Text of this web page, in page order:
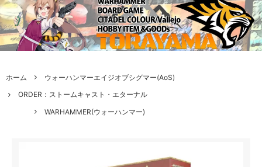
ホーム
ウォーハンマーエイジオブシグマー(AoS)
ORDER：ストームキャスト・エターナル
WARHAMMER(ウォーハンマー)